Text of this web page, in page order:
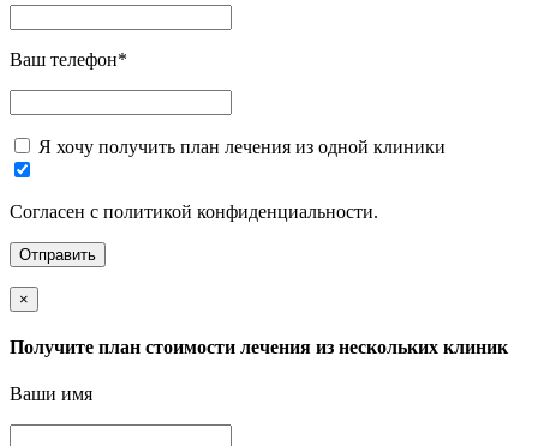
Ваш телефон*
Я хочу получить план лечения из одной клиники
Согласен с политикой конфиденциальности.
×
Получите план стоимости лечения из нескольких клиник
Ваши имя